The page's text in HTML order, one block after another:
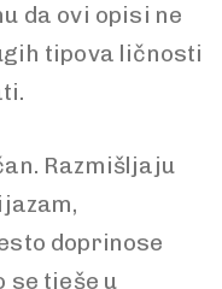
da ovi opisi ne
tipova ličnosti
Razmišljaju
doprinose
se tješe u